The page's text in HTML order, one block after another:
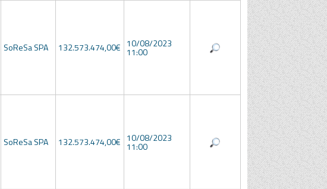
SoReSa SPA 132.573.474,00€ 10/08/2023
11:00
SoReSa SPA 132.573.474,00€ 10/08/2023
11:00